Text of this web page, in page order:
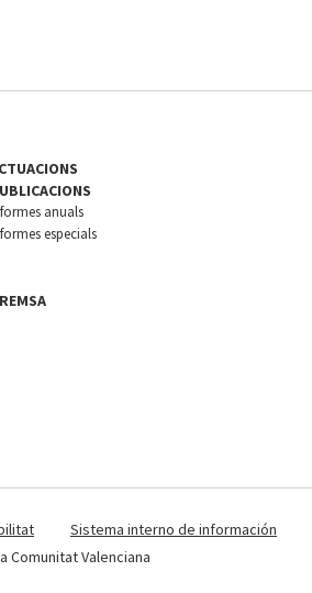
anuals
especials
Sistema interno de información
Comunitat Valenciana